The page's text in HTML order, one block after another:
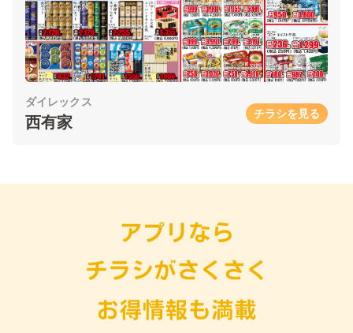
ダイレックス
西有家 チラシを見る